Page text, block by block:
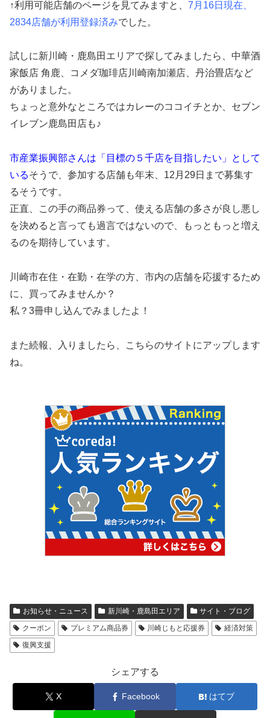
↑利用可能店舗のページを見てみますと、 7月16日現在、
2834店舗が利用登録済みでした。
試しに新川崎・鹿島田エリアで探してみましたら、中華酒
家飯店 角鹿、コメダ珈琲店川崎南加瀬店、丹治畳店など
がありました。
ちょっと意外なところではカレーのココイチとか、セブン
イレブン鹿島田店も♪
市産業振興部さんは「目標の５千店を目指したい」として
いるそうで、参加する店舗も年末、12月29日まで募集す
るそうです。
正直、この手の商品券って、使える店舗の多さが良し悪し
を決めると言っても過言ではないので、もっともっと増え
るのを期待しています。
川崎市在住・在勤・在学の方、市内の店舗を応援するため
に、買ってみませんか？
私？3冊申し込んでみましたよ！
また続報、入りましたら、こちらのサイトにアップします
ね。
お知らせ・ニュース 新川崎・鹿島田エリア
サイト・ブログ
クーポン
プレミアム商品券 川崎じもと応援券
経済対策
復興支援
シェアする
X Facebook はてブ